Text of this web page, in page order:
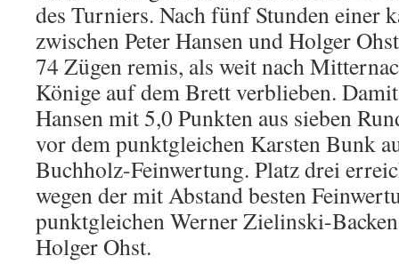
des Turniers. Nach fünf Stunden einer
zwischen Peter Hansen und Holger
74 Zügen remis, als weit nach
Könige auf dem Brett verblieben.
Hansen mit 5,0 Punkten aus sieben
vor dem punktgleichen Karsten Bunk
Buchholz-Feinwertung. Platz drei
wegen der mit Abstand besten
punktgleichen Werner Zielinski-
Holger Ohst.